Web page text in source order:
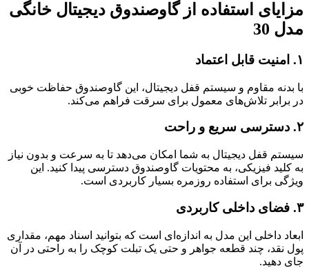
مزایای استفاده از گاوصندوق دیجیتال خانگی
مدل 30
۱. امنیت قابل اعتماد
با بدنه مقاوم و سیستم قفل دیجیتال، این گاوصندوق حفاظت خوبی
در برابر تلاش‌های معمول برای سرقت فراهم می‌کند.
۲. دسترسی سریع و راحت
سیستم قفل دیجیتال به شما امکان می‌دهد تا به سرعت و بدون نیاز
به کلید فیزیکی، به محتویات گاوصندوق دسترسی پیدا کنید. این
ویژگی برای استفاده روزمره بسیار کاربردی است.
۳. فضای داخلی کاربردی
ابعاد داخلی این مدل به اندازه‌ای است که بتوانید اسناد مهم، مقداری
پول نقد، چند قطعه جواهر و حتی یک تبلت کوچک را به راحتی در آن
جای دهید.